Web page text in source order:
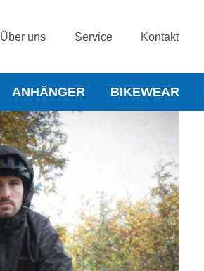
Über uns Service Kontakt
ANHÄNGER BIKEWEAR